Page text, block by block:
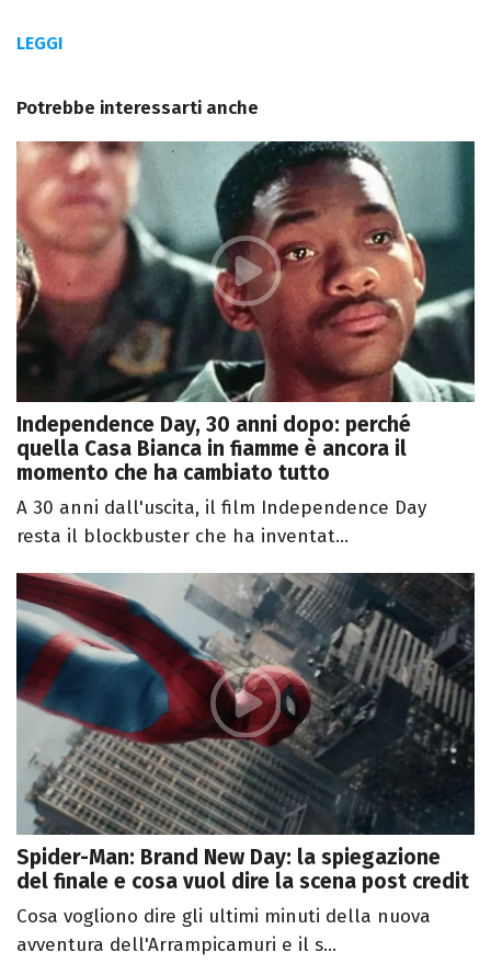
LEGGI
Potrebbe interessarti anche
Independence Day, 30 anni dopo: perché
quella Casa Bianca in fiamme è ancora il
momento che ha cambiato tutto
A 30 anni dall'uscita, il film Independence Day
resta il blockbuster che ha inventat...
Spider-Man: Brand New Day: la spiegazione
del finale e cosa vuol dire la scena post credit
Cosa vogliono dire gli ultimi minuti della nuova
avventura dell'Arrampicamuri e il s...